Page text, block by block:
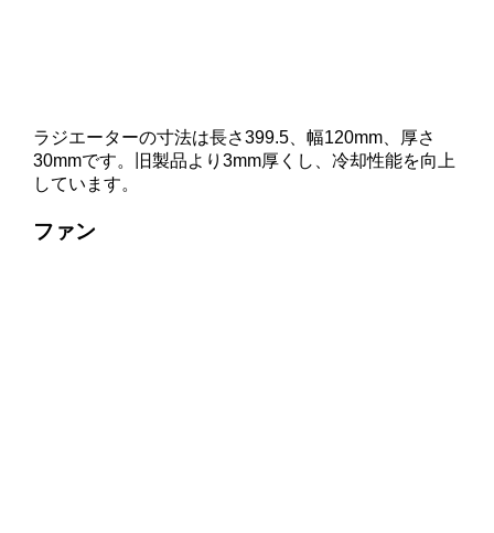
ラジエーターの寸法は長さ399.5、幅120mm、厚さ
30mmです。旧製品より3mm厚くし、冷却性能を向上
しています。
ファン